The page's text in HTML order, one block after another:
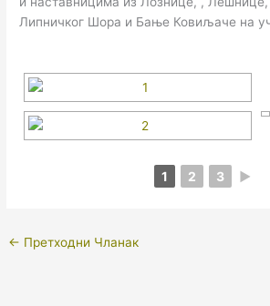
Липничког Шора и Бање Ковиљаче на
1 2 3 ►
← Претходни Чланак